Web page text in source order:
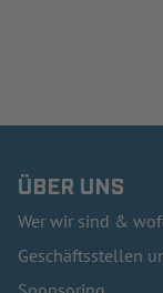
ÜBER UNS
Wer wir sind &
Geschäftsstellen